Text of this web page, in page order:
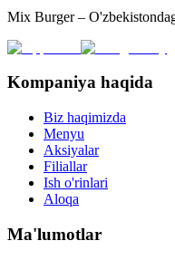
Mix Burger –
Kompaniya haqida
Biz haqimizda
Menyu
Aksiyalar
Filiallar
Ish o'rinlari
Aloqa
Ma'lumotlar